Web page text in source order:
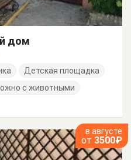
дом
Детская площадка
с животными
в августе
от 3500₽